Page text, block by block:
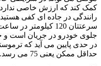
کمک کند که ارزش خاصی
سرعتتان 120
جلوی خودرو در جریان است و
در حدی پایین می آید که
حداقل ممکن یعنی 75 می رسد.